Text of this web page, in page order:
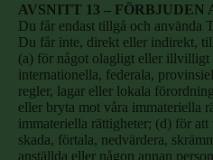
AVSNITT 13 – FÖRBJUDEN
Du får endast tillgå och använda
Du får inte, direkt eller indirekt,
(a) för något olagligt eller illvilligt
internationella, federala,
regler, lagar eller lokala
eller bryta mot våra immateriella
immateriella rättigheter; (d) för
skada, förtala, nedvärdera,
anställda eller någon annan